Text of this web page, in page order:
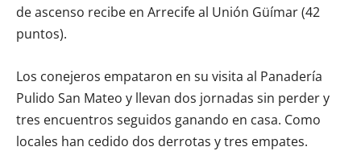
de ascenso recibe en Arrecife al Unión Güímar (42
puntos).
Los conejeros empataron en su visita al Panadería
Pulido San Mateo y llevan dos jornadas sin perder y
tres encuentros seguidos ganando en casa. Como
locales han cedido dos derrotas y tres empates.